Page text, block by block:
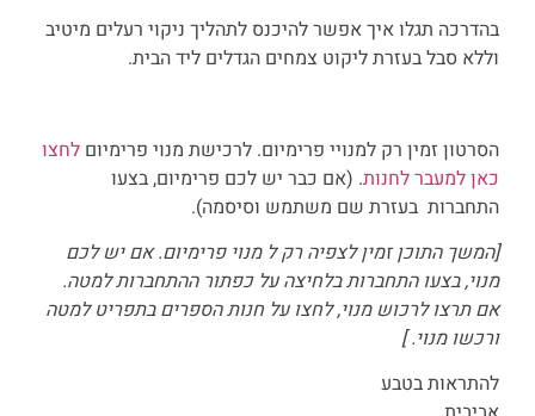
בהדרכה תגלו איך אפשר להיכנס לתהליך ניקוי רעלים מיטיב
וללא סבל בעזרת ליקוט צמחים הגדלים ליד הבית.
הסרטון זמין רק למנויי פרימיום. לרכישת מנוי פרימיום לחצו
כאן למעבר לחנות. (אם כבר יש לכם פרימיום, בצעו
התחברות בעזרת שם משתמש וסיסמה).
[המשך התוכן זמין לצפיה רק ל מנוי פרימיום. אם יש לכם
מנוי, בצעו התחברות בלחיצה על כפתור ההתחברות למטה.
אם תרצו לרכוש מנוי, לחצו על חנות הספרים בתפריט למטה
ורכשו מנוי. ]
להתראות בטבע